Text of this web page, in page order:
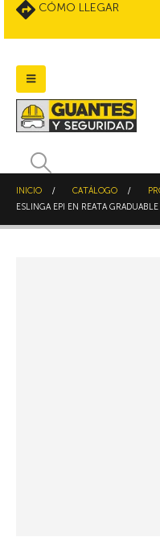
CÓMO LLEGAR
INICIO CATÁLOGO
ESLINGA EPI EN REATA GRADUABLE